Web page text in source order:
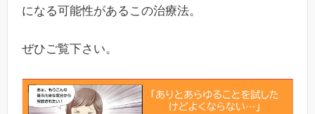
になる可能性があるこの治療法。
ぜひご覧下さい。